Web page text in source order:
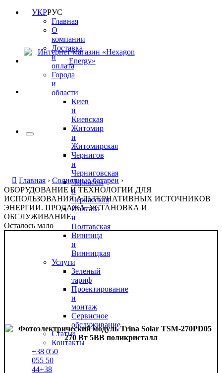
УКРРУС
Главная
О
компании
Доставка
и
оплата
Города
и
области
Киев
и
Киевская
Житомир
и
Житомирская
Чернигов
и
Черниговская
Черкассы
и
Черкасская
Полтава
и
Полтавская
Винница
и
Винницкая
Услуги
Зеленый
тариф
Проектирование
и
монтаж
Сервисное
обслуживание
Статьи
Контакты
+38 050
055 50
44+38
Главная › Солнечные батареи ›
ОБОРУДОВАНИЕ И ТЕХНОЛОГИИ ДЛЯ
ИСПОЛЬЗОВАНИЯ АЛЬТЕРНАТИВНЫХ ИСТОЧНИКОВ
ЭНЕРГИИ. ПРОДАЖА, УСТАНОВКА И
ОБСЛУЖИВАНИЕ.
Осталось мало